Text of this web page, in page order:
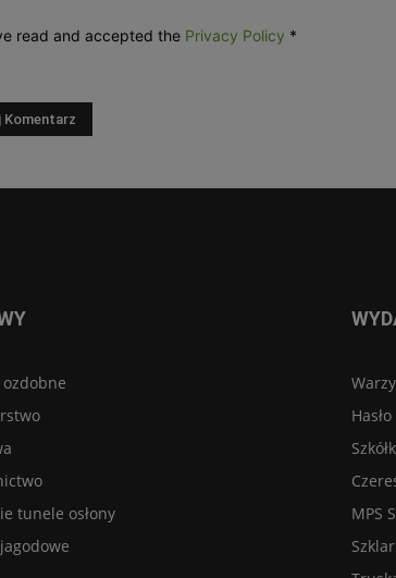
read and accepted the Privacy Policy *
tunele osłony
MPS